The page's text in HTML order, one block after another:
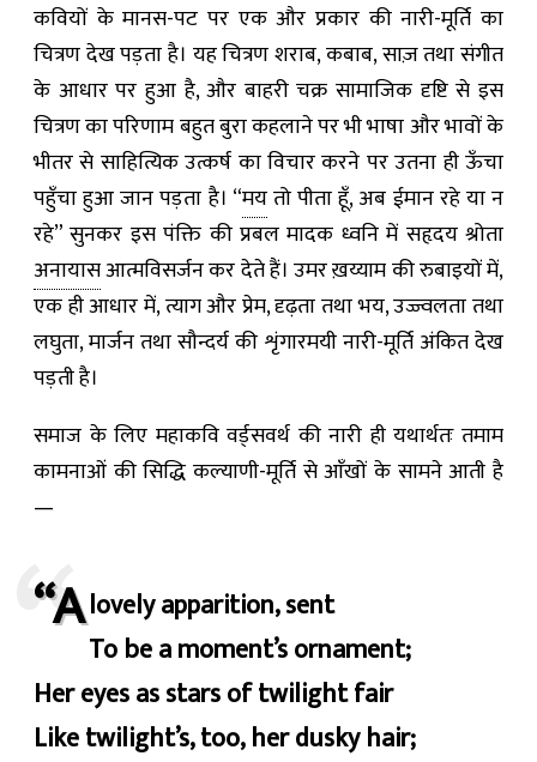
कवियों के मानस-पट पर एक और प्रकार की नारी-मूर्ति का
चित्रण देख पड़ता है। यह चित्रण शराब, कबाब, साज़ तथा संगीत
के आधार पर हुआ है, और बाहरी चक्र सामाजिक दृष्टि से इस
चित्रण का परिणाम बहुत बुरा कहलाने पर भी भाषा और भावों के
भीतर से साहित्यिक उत्कर्ष का विचार करने पर उतना ही ऊँचा
पहुँचा हुआ जान पड़ता है। “मयतो पीता हूँ, अब ईमान रहे या न
रहे” सुनकर इस पंक्ति की प्रबल मादक ध्वनि में सहृदय श्रोता
अनायासआत्मविसर्जन कर देते हैं। उमर ख़य्याम की रुबाइयों में,
एक ही आधार में, त्याग और प्रेम, दृढ़ता तथा भय, उज्ज्वलता तथा
लघुता, मार्जन तथा सौन्दर्य की शृंगारमयी नारी-मूर्ति अंकित देख
पड़ती है।
समाज के लिए महाकवि वर्ड्सवर्थ की नारी ही यथार्थतः तमाम
कामनाओं की सिद्धि कल्याणी-मूर्ति से आँखों के सामने आती है
—
“Alovely apparition, sent
To be a moment’s ornament;
Her eyes as stars of twilight fair
Like twilight’s, too, her dusky hair;